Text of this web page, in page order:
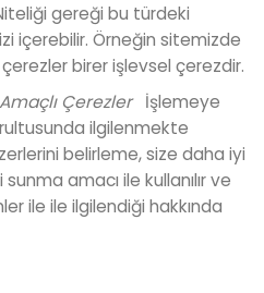
gereği bu türdeki
içerebilir. Örneğin sitemizde
birer işlevsel çerezdir.
ı Çerezler
İşlemeye
ilgilenmekte
belirleme, size daha iyi
amacı ile kullanılır ve
ile ile ilgilendiği hakkında